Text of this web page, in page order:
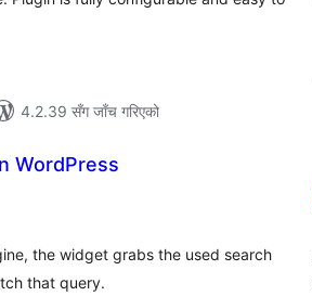
4.2.39 सँग जाँच गरिएको
WordPress
the widget grabs the used search
that query.